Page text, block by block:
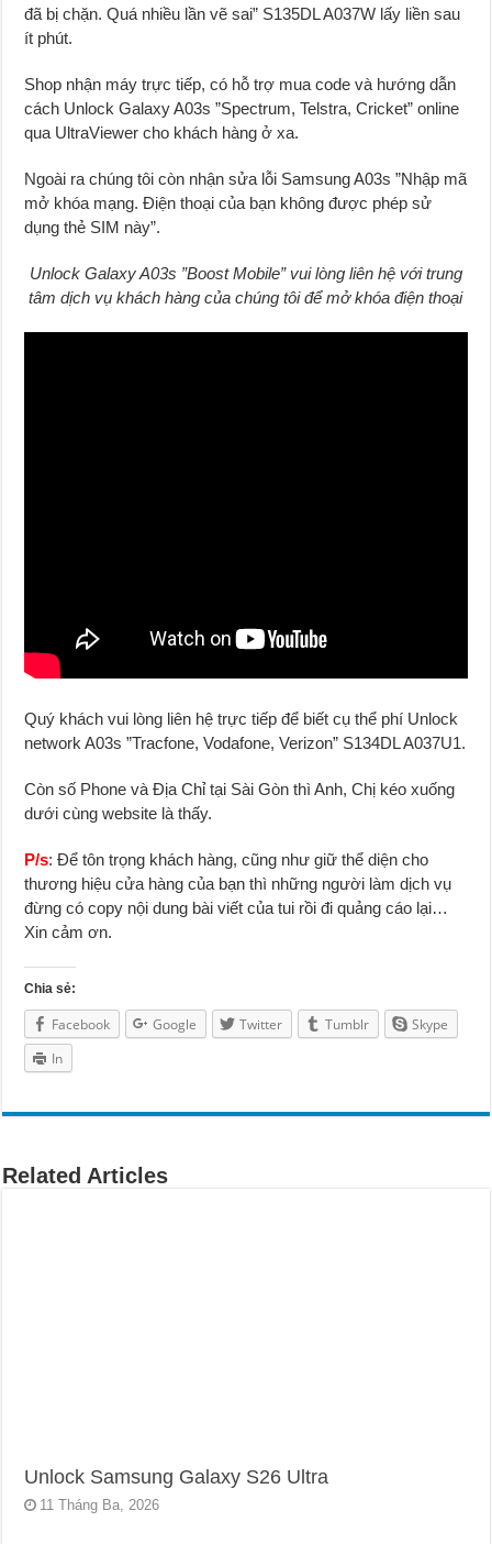
đã bị chặn. Quá nhiều lần vẽ sai” S135DL A037W lấy liền sau
ít phút.
Shop nhận máy trực tiếp, có hỗ trợ mua code và hướng dẫn
cách Unlock Galaxy A03s ”Spectrum, Telstra, Cricket” online
qua UltraViewer cho khách hàng ở xa.
Ngoài ra chúng tôi còn nhận sửa lỗi Samsung A03s ”Nhập mã
mở khóa mạng. Điện thoại của bạn không được phép sử
dụng thẻ SIM này”.
Unlock Galaxy A03s ”Boost Mobile” vui lòng liên hệ với trung
tâm dịch vụ khách hàng của chúng tôi để mở khóa điện thoại
Quý khách vui lòng liên hệ trực tiếp để biết cụ thể phí Unlock
network A03s ”Tracfone, Vodafone, Verizon” S134DL A037U1.
Còn số Phone và Địa Chỉ tại Sài Gòn thì Anh, Chị kéo xuống
dưới cùng website là thấy.
P/s: Để tôn trọng khách hàng, cũng như giữ thể diện cho
thương hiệu cửa hàng của bạn thì những người làm dịch vụ
đừng có copy nội dung bài viết của tui rồi đi quảng cáo lại…
Xin cảm ơn.
Chia sẻ:
Facebook Google Twitter Tumblr
Skype
In
Related Articles
Unlock Samsung Galaxy S26 Ultra
11 Tháng Ba, 2026